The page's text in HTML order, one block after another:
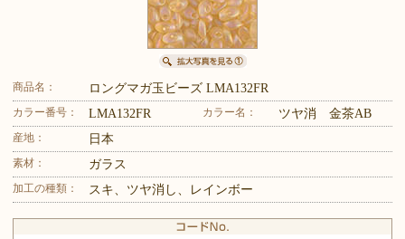
商品名： ロングマガ玉ビーズ LMA132FR
カラー番号： LMA132FR カラー名： ツヤ消 金茶AB
産地： 日本
素材： ガラス
加工の種類： スキ、ツヤ消し、レインボー